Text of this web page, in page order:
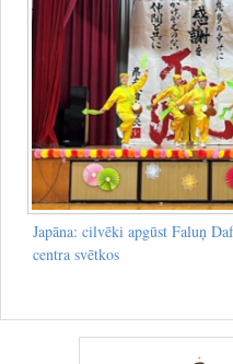
Japāna: cilvēki apgūst Faluņ
centra svētkos